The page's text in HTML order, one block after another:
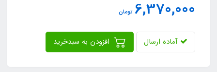
6,370,000 تومان
آماده ارسال